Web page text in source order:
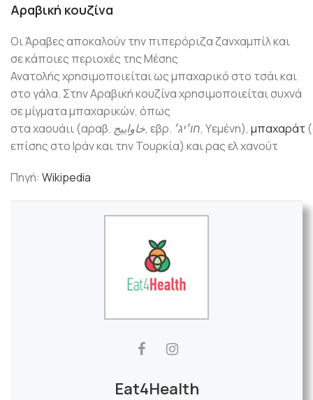
Αραβική κουζίνα
Οι Άραβες αποκαλούν την πιπερόριζαζανχαμπίλκαι
σε κάποιες περιοχές της Μέσης
Ανατολής χρησιμοποιείται ως μπαχαρικό στο τσάι και
στο γάλα. Στην Αραβική κουζίνα χρησιμοποιείται συχνά
σε μίγματα μπαχαρικών, όπως
σταχαουάιι(αραβ. خاواييج, εβρ. חו׳יג׳, Υεμένη), μπαχαράτ
επίσης στο Ιράν και την Τουρκία) καιρας ελ χανούτ
Πηγή: Wikipedia
Eat4Health